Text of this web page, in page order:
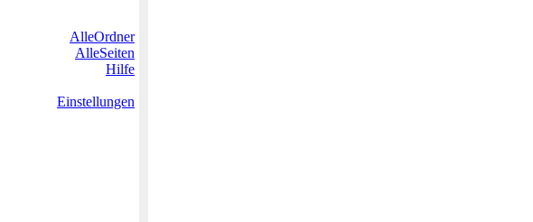
AlleOrdner
AlleSeiten
Hilfe
Einstellungen